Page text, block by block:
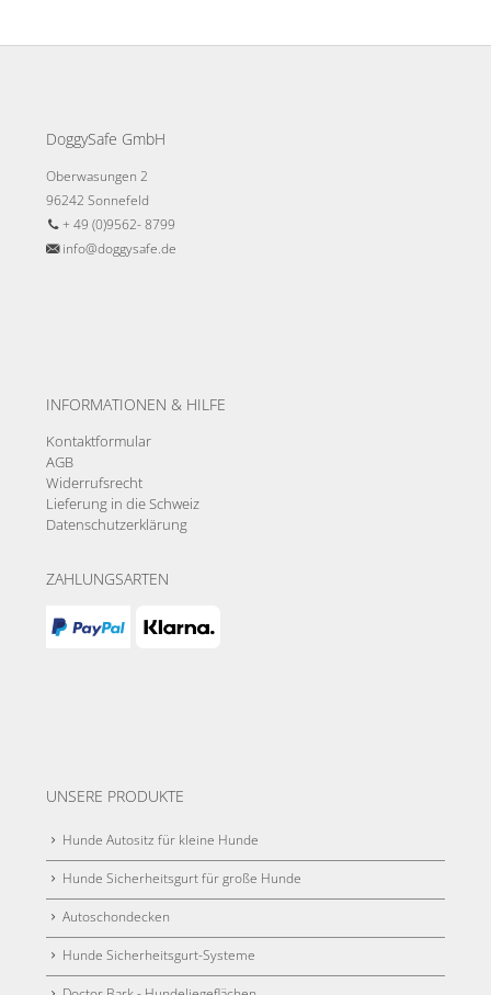
DoggySafe GmbH
Oberwasungen 2
96242 Sonnefeld
+ 49 (0)9562- 8799
info@doggysafe.de
INFORMATIONEN & HILFE
Kontaktformular
AGB
Widerrufsrecht
Lieferung in die Schweiz
Datenschutzerklärung
ZAHLUNGSARTEN
UNSERE PRODUKTE
Hunde Autositz für kleine Hunde
Hunde Sicherheitsgurt für große Hunde
Autoschondecken
Hunde Sicherheitsgurt-Systeme